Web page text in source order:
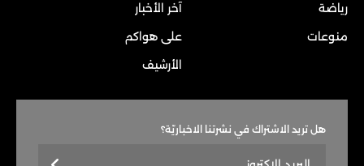
رياضة
منوعات
آخر الأخبار
على هواكم
الأرشيف
هل تريد الاشتراك في نشرتنا الاخباريّة؟